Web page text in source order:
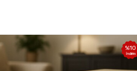
%10
İndirim